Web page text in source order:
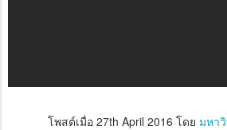
โพสต์เมื่อ 27th April 2016 โดย มหา